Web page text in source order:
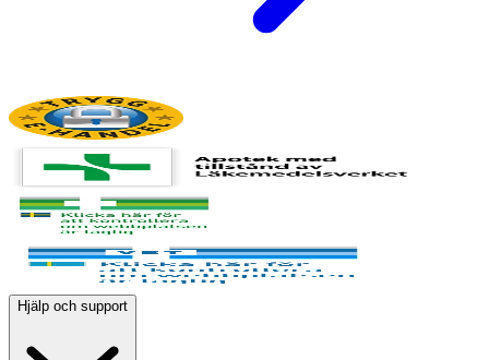
Hjälp och support